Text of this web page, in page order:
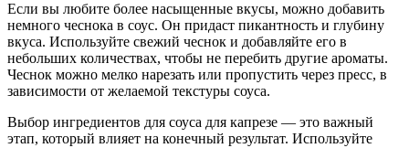
Если вы любите более насыщенные вкусы, можно добавить
немного чеснока в соус. Он придаст пикантность и глубину
вкуса. Используйте свежий чеснок и добавляйте его в
небольших количествах, чтобы не перебить другие ароматы.
Чеснок можно мелко нарезать или пропустить через пресс, в
зависимости от желаемой текстуры соуса.
Выбор ингредиентов для соуса для капрезе — это важный
этап, который влияет на конечный результат. Используйте